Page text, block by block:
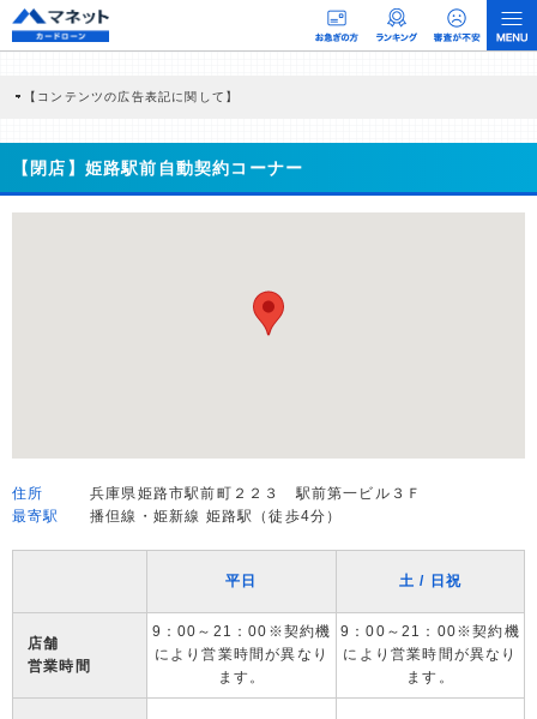
【コンテンツの広告表記に関して】
商品を根拠なくPRするものではなく、当編集部の調査／ユーザーへの口コミ収集な
どに基づき、公平性を担保した情報提供を行っています。
>提携企業一覧
【閉店】姫路駅前自動契約コーナー
住所
兵庫県姫路市駅前町２２３ 駅前第一ビル３Ｆ
最寄駅
播但線・姫新線 姫路駅（徒歩4分）
平日 土 / 日祝
店舗
営業時間
9：00～21：00※契約機
により営業時間が異なり
ます。
9：00～21：00※契約機
により営業時間が異なり
ます。